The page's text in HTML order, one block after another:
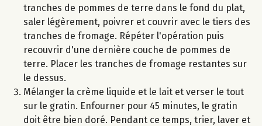
tranches de pommes de terre dans le fond du plat,
saler légèrement, poivrer et couvrir avec le tiers des
tranches de fromage. Répéter l'opération puis
recouvrir d'une dernière couche de pommes de
terre. Placer les tranches de fromage restantes sur
le dessus.
Mélanger la crème liquide et le lait et verser le tout
sur le gratin. Enfourner pour 45 minutes, le gratin
doit être bien doré. Pendant ce temps, trier, laver et